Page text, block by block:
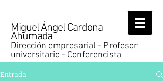
Miguel Ángel Cardona
Ahumada
Dirección empresarial - Profesor
universitario - Conferencista
Entrada